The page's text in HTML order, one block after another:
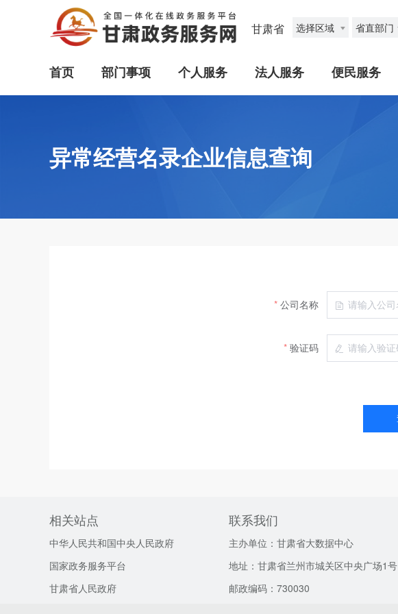
甘肃省 选择区域 省直部门
首页 部门事项 个人服务 法人服务 便民服务
异常经营名录企业信息查询
公司名称
验证码
相关站点
中华人民共和国中央人民政府
国家政务服务平台
甘肃省人民政府
联系我们
主办单位：甘肃省大数据中心
地址：甘肃省兰州市城关区中央广场1号
邮政编码：730030